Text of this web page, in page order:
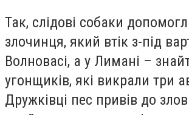
Так, слідові собаки
злочинця, який втік з-під
Волновасі, а у Лимані –
угонщиків, які викрали три
Дружківці пес привів до